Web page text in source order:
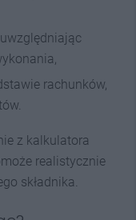
rachunków,
z kalkulatora
realistycznie
składnika.